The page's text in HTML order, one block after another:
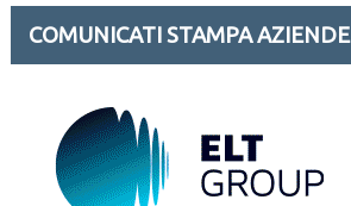
COMUNICATI STAMPA AZIENDE